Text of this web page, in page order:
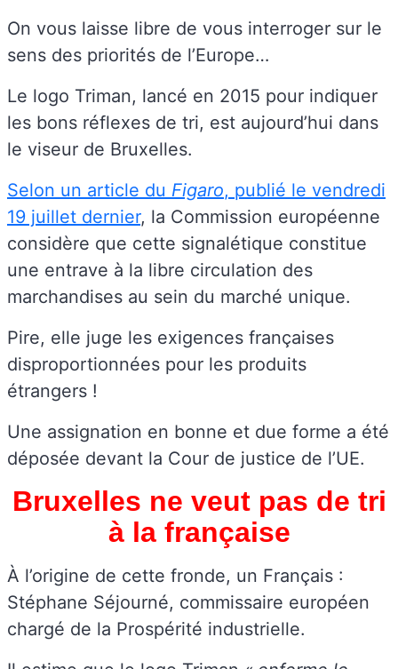
On vous laisse libre de vous interroger sur le
sens des priorités de l’Europe…
Le logo Triman, lancé en 2015 pour indiquer
les bons réflexes de tri, est aujourd’hui dans
le viseur de Bruxelles.
Selon un article du Figaro, publié le vendredi
19 juillet dernier, la Commission européenne
considère que cette signalétique constitue
une entrave à la libre circulation des
marchandises au sein du marché unique.
Pire, elle juge les exigences françaises
disproportionnées pour les produits
étrangers !
Une assignation en bonne et due forme a été
déposée devant la Cour de justice de l’UE.
Bruxelles ne veut pas de tri
à la française
À l’origine de cette fronde, un Français :
Stéphane Séjourné, commissaire européen
chargé de la Prospérité industrielle.